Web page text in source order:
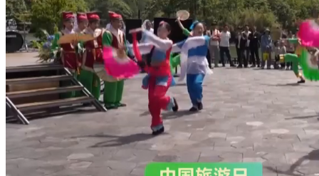
CCTV.节目官网 直播 节目单 栏目 片库 热播榜